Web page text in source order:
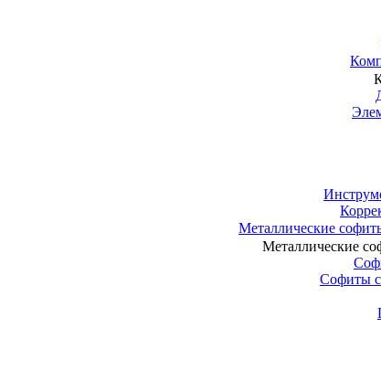
Металлические
Металлические
Софиты с